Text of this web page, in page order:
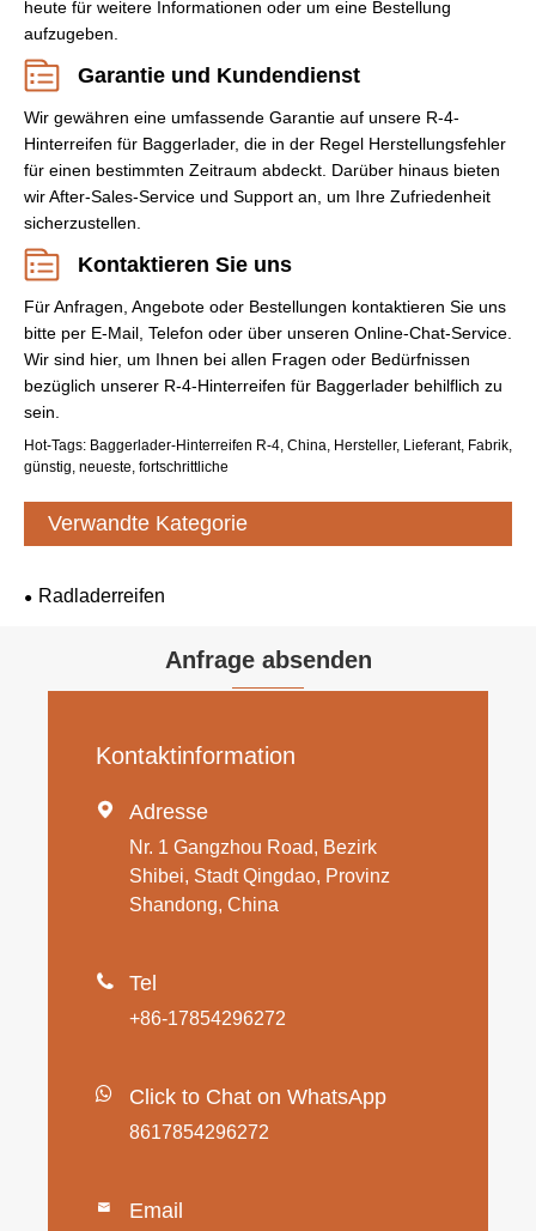
heute für weitere Informationen oder um eine Bestellung
aufzugeben.
Garantie und Kundendienst
Wir gewähren eine umfassende Garantie auf unsere R-4-
Hinterreifen für Baggerlader, die in der Regel Herstellungsfehler
für einen bestimmten Zeitraum abdeckt. Darüber hinaus bieten
wir After-Sales-Service und Support an, um Ihre Zufriedenheit
sicherzustellen.
Kontaktieren Sie uns
Für Anfragen, Angebote oder Bestellungen kontaktieren Sie uns
bitte per E-Mail, Telefon oder über unseren Online-Chat-Service.
Wir sind hier, um Ihnen bei allen Fragen oder Bedürfnissen
bezüglich unserer R-4-Hinterreifen für Baggerlader behilflich zu
sein.
Hot-Tags: Baggerlader-Hinterreifen R-4, China, Hersteller, Lieferant, Fabrik,
günstig, neueste, fortschrittliche
Verwandte Kategorie
Radladerreifen
Anfrage absenden
Kontaktinformation
 Adresse
Nr. 1 Gangzhou Road, Bezirk
Shibei, Stadt Qingdao, Provinz
Shandong, China
 Tel
+86-17854296272
Click to Chat on WhatsApp
8617854296272
 Email